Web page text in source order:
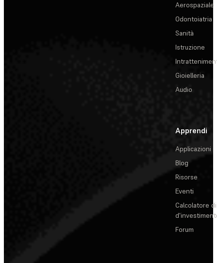
Aerospaziale
Odontoiatria
Sanità
Istruzione
Gioielleria
Audio
Apprendi
Applicazioni
Blog
Risorse
Eventi
Calcolatore
Forum